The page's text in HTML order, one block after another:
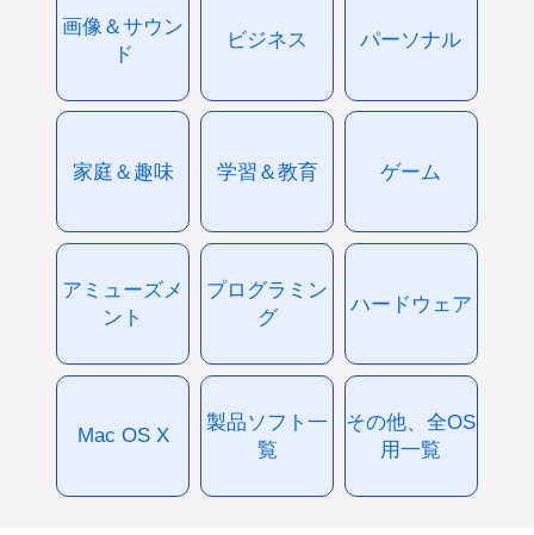
画像＆サウン
ド
ビジネス パーソナル
家庭＆趣味 学習＆教育 ゲーム
アミューズメ
ント
プログラミン
グ
ハードウェア
Mac OS X
製品ソフト一
覧
その他、全OS
用一覧